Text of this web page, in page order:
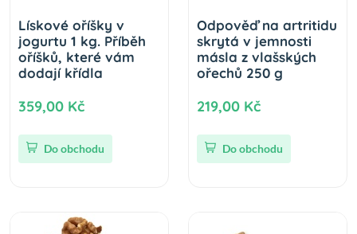
Lískové oříšky v
jogurtu 1 kg. Příběh
oříšků, které vám
dodají křídla
359,00 Kč
Do obchodu
Odpověď na artritidu
skrytá v jemnosti
másla z vlašských
ořechů 250 g
219,00 Kč
Do obchodu